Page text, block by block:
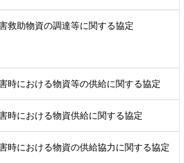
救助物資の調達等に関する協定
時における物資等の供給に関する協定
時における物資供給に関する協定
時における物資の供給協力に関する協定